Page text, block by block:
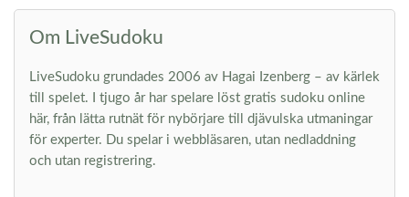
Om LiveSudoku
LiveSudoku grundades 2006 av Hagai Izenberg – av kärlek
till spelet. I tjugo år har spelare löst gratis sudoku online
här, från lätta rutnät för nybörjare till djävulska utmaningar
för experter. Du spelar i webbläsaren, utan nedladdning
och utan registrering.